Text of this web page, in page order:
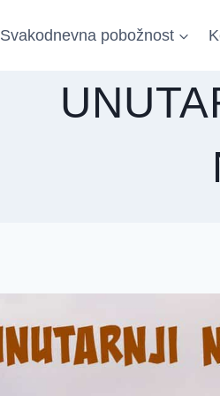
Svakodnevna pobožnost